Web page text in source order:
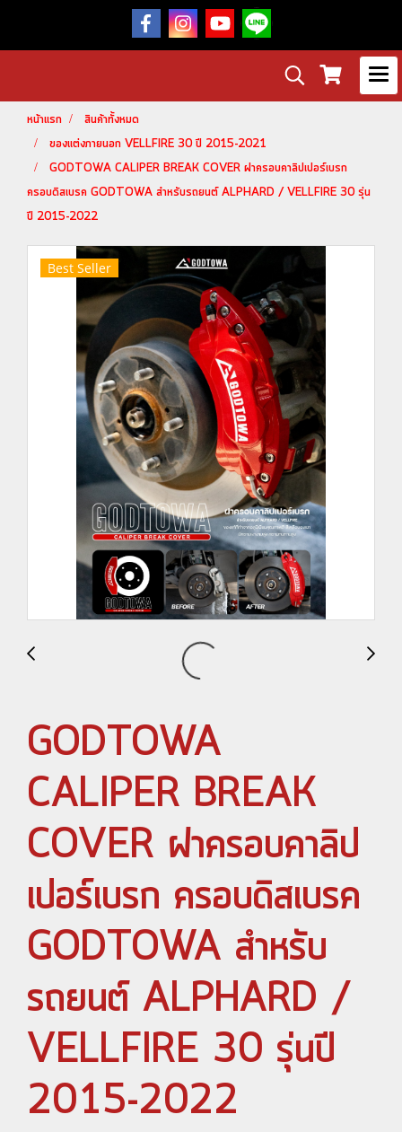
หน้าแรก
สินค้าทั้งหมด
ของแต่งภายนอก VELLFIRE 30 ปี 2015-2021
GODTOWA CALIPER BREAK COVER ฝาครอบคาลิปเปอร์เบรก
ครอบดิสเบรค GODTOWA สำหรับรถยนต์ ALPHARD / VELLFIRE 30 รุ่น
ปี 2015-2022
Best Seller
GODTOWA
CALIPER BREAK
COVER ฝาครอบคาลิป
เปอร์เบรก ครอบดิสเบรค
GODTOWA สำหรับ
รถยนต์ ALPHARD /
VELLFIRE 30 รุ่นปี
2015-2022